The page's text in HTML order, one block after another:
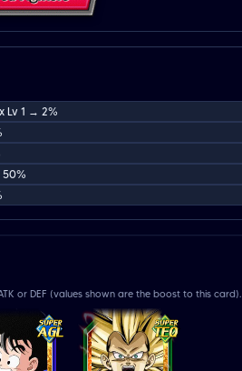
Lv 1 → 2%
or DEF (values shown are the boost to this card).